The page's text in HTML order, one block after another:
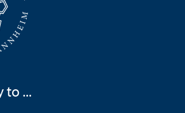
to ...